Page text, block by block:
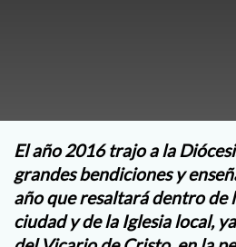
El año 2016 trajo a la
grandes bendiciones y
año que resaltará dentro de
ciudad y de la Iglesia local,